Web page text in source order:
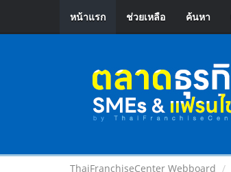
หน้าแรก ช่วยเหลือ ค้นหา
ThaiFranchiseCenter Webboard